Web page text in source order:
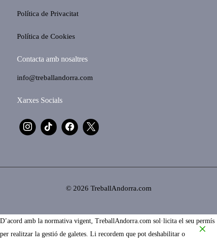
Política de Privacitat
Política de Cookies
Contacta amb nosaltres
info@treballandorra.com
Xarxes Socials
© 2026 TreballAndorra.com
D’acord amb la normativa vigent, TreballAndorra.com sol·licita el seu permís
per realitzar la gestió de galetes. Li recordem que pot deshabilitar o